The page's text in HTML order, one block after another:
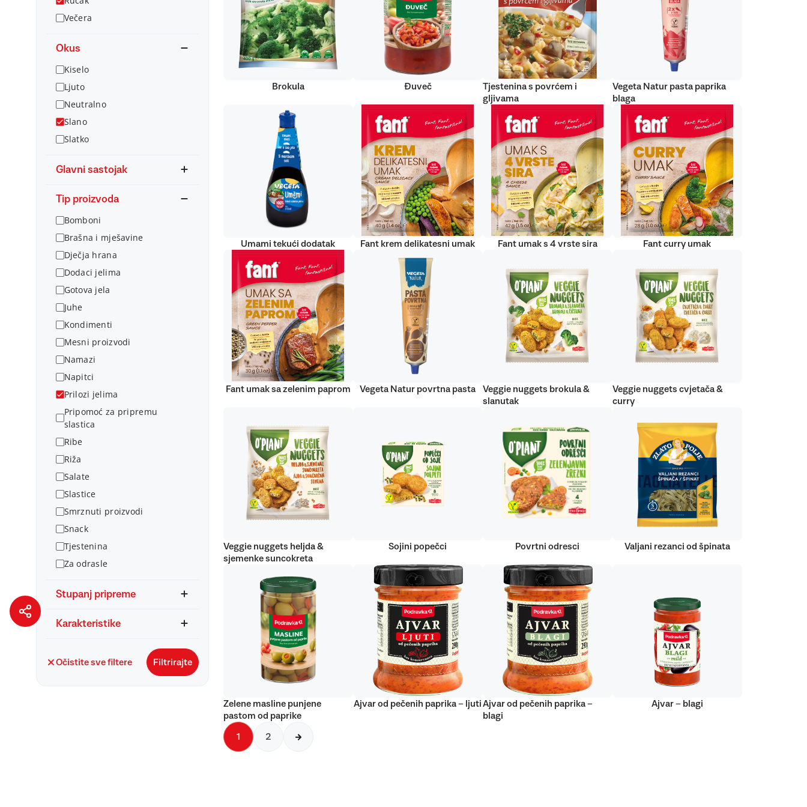
Večera
Okus
Kiselo
Ljuto
Neutralno
Slano
Slatko
Glavni sastojak
Tip proizvoda
Bomboni
Brašna i mješavine
Dječja hrana
Dodaci jelima
Gotova jela
Juhe
Kondimenti
Mesni proizvodi
Namazi
Napitci
Prilozi jelima
Pripomoć za pripremu
slastica
Ribe
Riža
Salate
Slastice
Smrznuti proizvodi
Snack
Tjestenina
Za odrasle
Stupanj pripreme
Karakteristike
Očistite sve filtere Filtrirajte
Brokula Đuveč
Tjestenina s povrćem i
gljivama
Vegeta Natur pasta paprika
blaga
Umami tekući dodatak Fant krem delikatesni umak Fant umak s 4 vrste sira Fant curry umak
Fant umak sa zelenim paprom Vegeta Natur povrtna pasta
Veggie nuggets brokula &
slanutak
Veggie nuggets cvjetača &
curry
Veggie nuggets heljda &
sjemenke suncokreta
Sojini popečci Povrtni odresci Valjani rezanci od špinata
Zelene masline punjene
pastom od paprike
Ajvar od pečenih paprika – ljutiAjvar od pečenih paprika –
blagi
Ajvar – blagi
1 2